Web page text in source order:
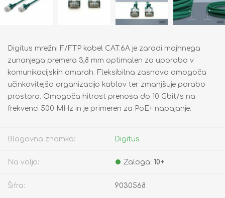
Digitus mrežni F/FTP kabel CAT.6A je zaradi majhnega
zunanjega premera 3,8 mm optimalen za uporabo v
komunikacijskih omarah. Fleksibilna zasnova omogoča
učinkovitejšo organizacijo kablov ter zmanjšuje porabo
prostora. Omogoča hitrost prenosa do 10 Gbit/s na
frekvenci 500 MHz in je primeren za PoE+ napajanje.
Blagovna znamka: Digitus
Na voljo: Zaloga: 10+
Šifra: 9030568